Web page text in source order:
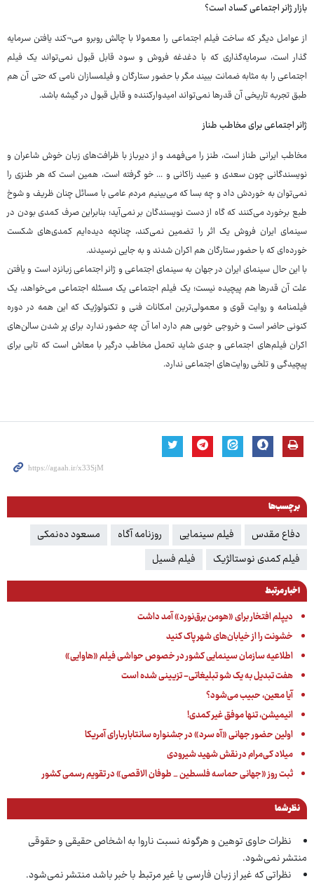
بازار ژانر اجتماعی کساد است؟
از عوامل دیگر که ساخت فیلم اجتماعی را معمولا با چالش روبرو می¬کند یافتن سرمایه
گذار است، سرمایه‌گذاری که با دغدغه فروش و سود قابل قبول نمی‌تواند یک فیلم
اجتماعی را به مثابه ضمانت ببیند مگر با حضور ستارگان و فیلمسازان نامی که حتی آن هم
طبق تجربه تاریخی آن قدرها نمی‌تواند امیدوارکننده و قابل قبول در گیشه باشد.
ژانر اجتماعی برای مخاطب طناز
مخاطب ایرانی طناز است، طنز را می‌فهمد و از دیرباز با ظرافت‌های زبان خوش شاعران و
نویسندگانی چون سعدی و عبید زاکانی و ... خو گرفته است، همین است که هر طنزی را
نمی‌توان به خوردش داد و چه بسا که می‌بینیم مردم عامی با مسائل چنان ظریف و شوخ
طبع برخورد می‌کنند که گاه از دست نویسندگان بر نمی‌آید؛ بنابراین صرف کمدی بودن در
سینمای ایران فروش یک اثر را تضمین نمی‌کند، چنانچه دیده‌ایم کمدی‌های شکست
خورده‌ای که با حضور ستارگان هم اکران شدند و به جایی نرسیدند.
با این حال سینمای ایران در جهان به سینمای اجتماعی و ژانر اجتماعی زبانزد است و یافتن
علت آن قدرها هم پیچیده نیست؛ یک فیلم اجتماعی یک مسئله اجتماعی می‌خواهد، یک
فیلمنامه و روایت قوی و معمولی‌ترین امکانات فنی و تکنولوژیک که این همه در دوره
کنونی حاضر است و خروجی خوبی هم دارد اما آن چه حضور ندارد برای پر شدن سالن‌های
اکران فیلم‌های اجتماعی و جدی شاید تحمل مخاطب درگیر با معاش است که تابی برای
پیچیدگی و تلخی روایت‌های اجتماعی ندارد.
برچسب‌ها
دفاع مقدس فیلم سینمایی روزنامه آگاه
مسعود ده‌نمکی
فیلم کمدی نوستالژیک
فیلم فسیل
اخبار مرتبط
دیپلم افتخار برای «هومن برق‌نورد» آمد داشت
خشونت را از خیابان‌های شهر پاک کنید
اطلاعیه سازمان سینمایی کشور در خصوص حواشی فیلم «هاوایی»
هفت تبدیل به یک شو تبلیغاتی- تزیینی شده است
آیا معین، حبیب می‌شود؟
انیمیشن، تنها موفق غیر کمدی!
اولین حضور جهانی «آه سرد» در جشنواره سانتاباربارای آمریکا
میلاد کی‌مرام در نقش شهید شیرودی
ثبت روز «جهانی حماسه فلسطین _ طوفان الاقصی» در تقویم رسمی کشور
نظر شما
نظرات حاوی توهین و هرگونه نسبت ناروا به اشخاص حقیقی و حقوقی
منتشر نمی‌شود.
نظراتی که غیر از زبان فارسی یا غیر مرتبط با خبر باشد منتشر نمی‌شود.